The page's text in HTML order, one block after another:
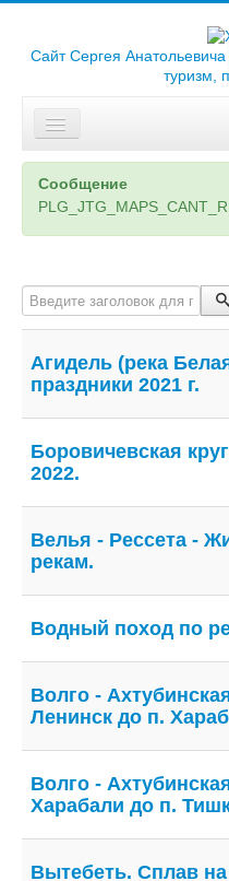
Сайт Сергея
туризм,
Главная
Отчеты
Карты
Фотоальбомы
О сайте
Сообщение
Введите заголовок для
Агидель (река
праздники 2021 г.
Боровичевская
2022.
Велья - Рессета -
рекам.
Водный поход по
Волго -
Ленинск до п.
Волго -
Харабали до п.
Вытебеть. Сплав